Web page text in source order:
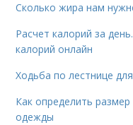
Сколько жира нам
Расчет калорий за
калорий онлайн
Ходьба по лестнице
Как определить
одежды